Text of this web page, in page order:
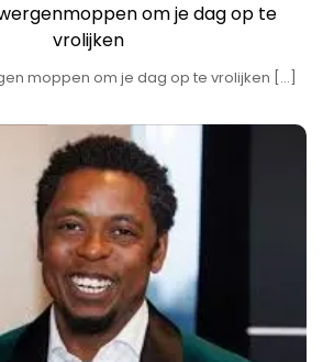
om je dag op te
vrolijken
moppen om je dag op te vrolijken […]